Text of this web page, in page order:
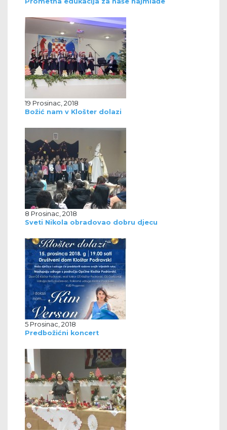
19 Prosinac, 2018
Božić nam v Klošter dolazi
8 Prosinac, 2018
Sveti Nikola obradovao dobru djecu
5 Prosinac, 2018
Predbožićni koncert